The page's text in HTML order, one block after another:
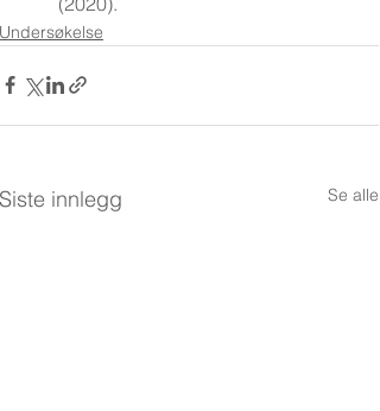
Undersøkelse
Siste innlegg Se alle